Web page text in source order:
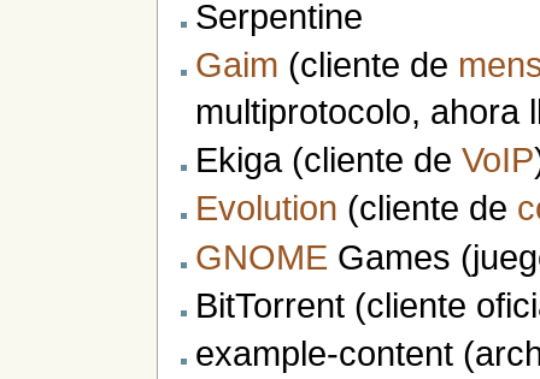
Serpentine
Gaim (cliente de
multiprotocolo, ahora
Ekiga (cliente deVoIP
Evolution (cliente de
GNOME Games
BitTorrent (cliente
example-content